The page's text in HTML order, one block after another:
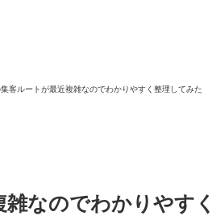
客ルートが最近複雑なのでわかりやすく整理してみた
なのでわかりやす